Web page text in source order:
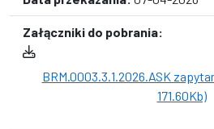
Załączniki do pobrania:
BRM.0003.3.1.2026.ASK
171.60Kb)